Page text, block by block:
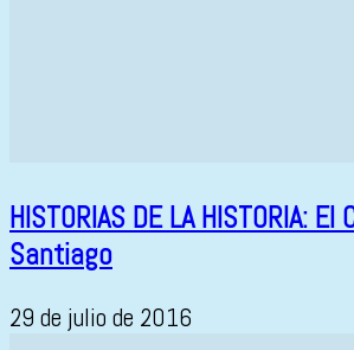
HISTORIAS DE LA HISTORIA:
Santiago
29 de julio de 2016